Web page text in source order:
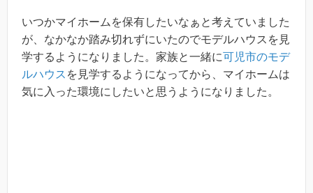
いつかマイホームを保有したいなぁと考えていました
が、なかなか踏み切れずにいたのでモデルハウスを見
学するようになりました。家族と一緒に可児市のモデ
ルハウス を見学するようになってから、マイホームは
気に入った環境にしたいと思うようになりました。